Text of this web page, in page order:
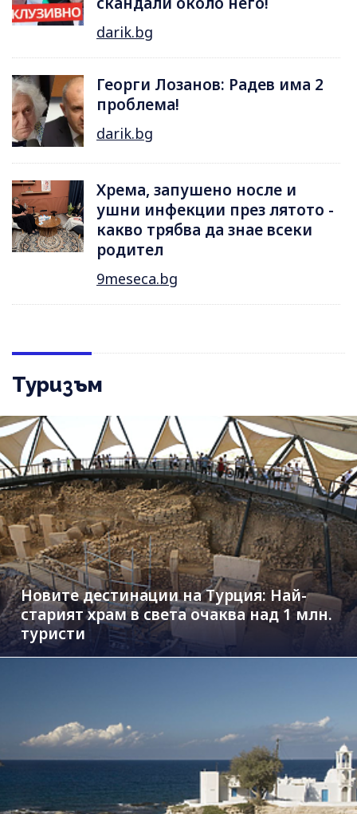
darik.bg
Георги Лозанов: Радев има 2
проблема!
darik.bg
Хрема, запушено носле и
ушни инфекции през лятотo -
какво трябва да знае всеки
родител
9meseca.bg
Туризъм
Новите дестинации на Турция: Най-
старият храм в света очаква над 1 млн.
туристи